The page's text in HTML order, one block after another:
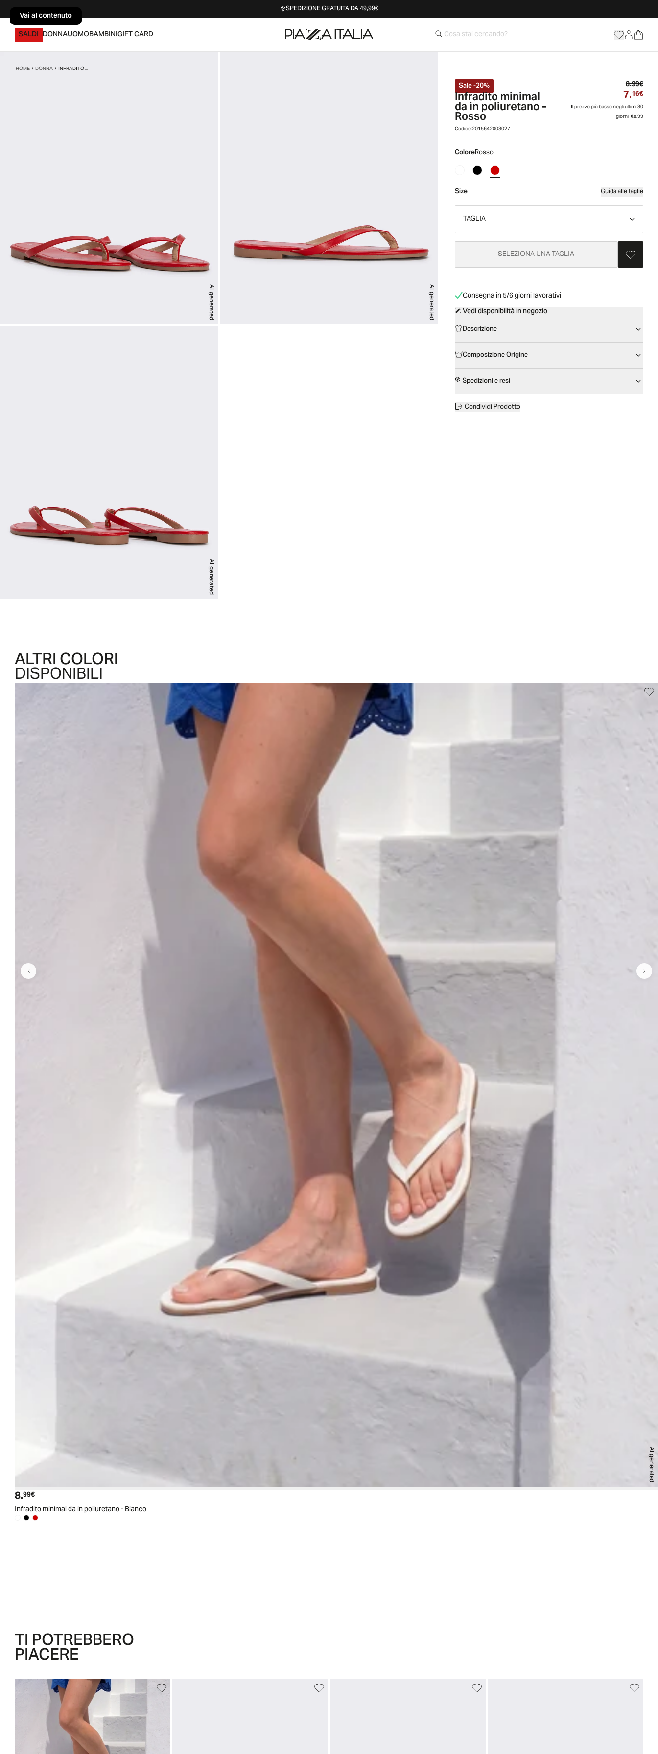
Vai al contenuto SPEDIZIONE GRATUITA DA 49,99€
SALDI DONNAUOMOBAMBINIGIFT CARD
HOME/DONNA/ INFRADITO ...
AI generated AI generated
AI generated
Sale-20%
Infradito minimal
da in poliuretano -
Rosso
8.99€
7.16€
Il prezzo più basso negli ultimi 30
giorni€8.99
Codice:2015642003027
ColoreRosso
Size Guida alle taglie
TAGLIA
SELEZIONA UNA TAGLIA
Consegna in 5/6 giorni lavorativi
Vedi disponibilità in negozio
Descrizione
Composizione Origine
Spedizioni e resi
Condividi Prodotto
ALTRI COLORI
DISPONIBILI
AI generated
Prezzo attuale
8.99€
Infradito minimal da in poliuretano - Bianco
TI POTREBBERO
PIACERE
Vai al contenuto